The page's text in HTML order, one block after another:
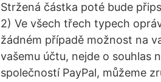
Stržená částka poté bude
2) Ve všech třech typech
žádném případě možnost na
vašemu účtu, nejde o souhlas
společností PayPal, můžeme